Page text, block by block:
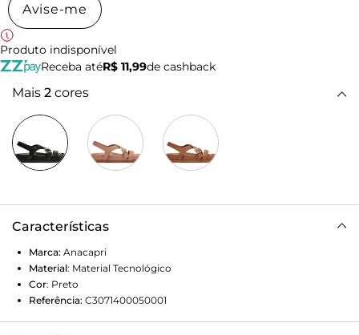
Avise-me
Produto indisponível
Receba atéR$ 11,99de cashback
Mais 2 cores
Características
Marca: Anacapri
Material: Material Tecnológico
Cor: Preto
Referência: C3071400050001